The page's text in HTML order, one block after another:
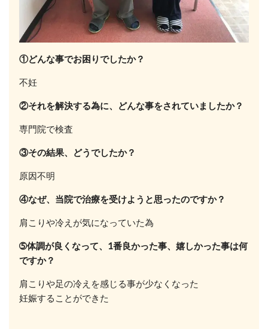
①どんな事でお困りでしたか？
不妊
②それを解決する為に、どんな事をされていましたか？
専門院で検査
③その結果、どうでしたか？
原因不明
④なぜ、当院で治療を受けようと思ったのですか？
肩こりや冷えが気になっていた為
➄体調が良くなって、1番良かった事、嬉しかった事は何
ですか？
肩こりや足の冷えを感じる事が少なくなった
妊娠することができた